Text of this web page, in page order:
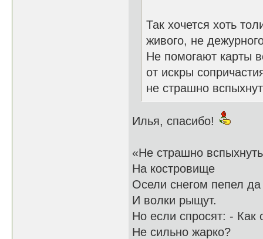
Так хочется хоть
живого, не
Не помогают карты
от искры
не страшно
Илья, спасибо!
«Не страшно
На костровище
Осели снегом пепел
И волки рыщут.
Но если спросят: - Как
Не сильно жарко?